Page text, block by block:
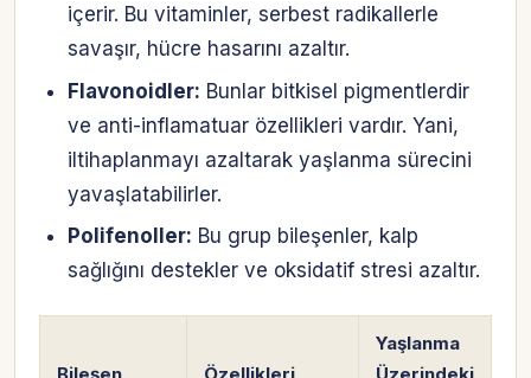
içerir. Bu vitaminler, serbest radikallerle
savaşır, hücre hasarını azaltır.
Flavonoidler: Bunlar bitkisel pigmentlerdir
ve anti-inflamatuar özellikleri vardır. Yani,
iltihaplanmayı azaltarak yaşlanma sürecini
yavaşlatabilirler.
Polifenoller: Bu grup bileşenler, kalp
sağlığını destekler ve oksidatif stresi azaltır.
Yaşlanma